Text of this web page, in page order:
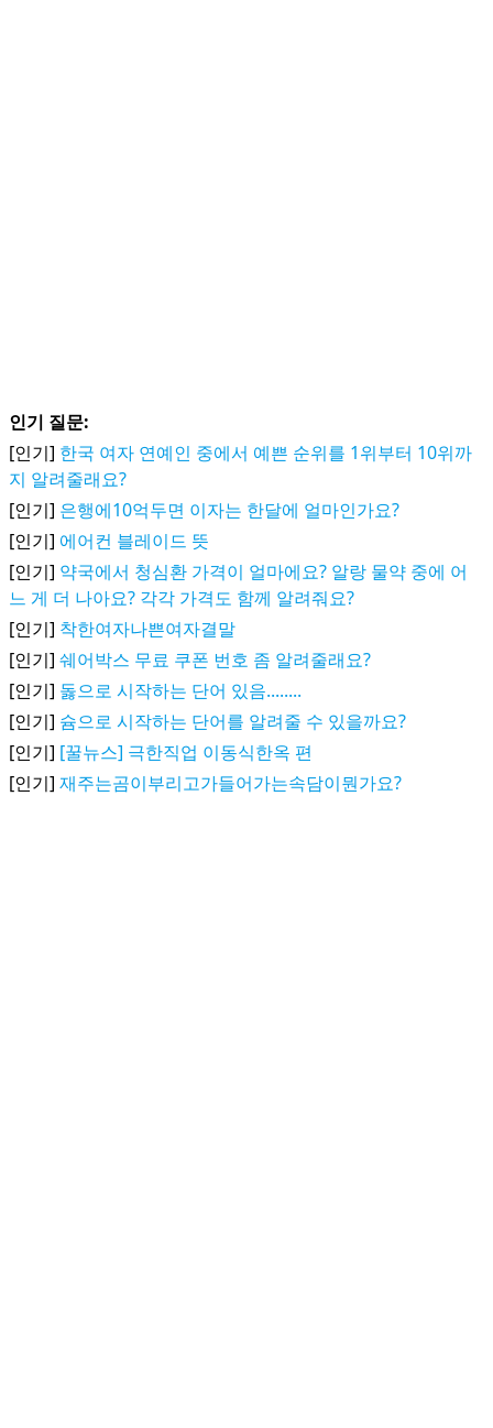
인기 질문:
[인기] 한국 여자 연예인 중에서 예쁜 순위를 1위부터 10위까
지 알려줄래요?
[인기] 은행에10억두면 이자는 한달에 얼마인가요?
[인기] 에어컨 블레이드 뜻
[인기] 약국에서 청심환 가격이 얼마에요? 알랑 물약 중에 어
느 게 더 나아요? 각각 가격도 함께 알려줘요?
[인기] 착한여자나쁜여자결말
[인기] 쉐어박스 무료 쿠폰 번호 좀 알려줄래요?
[인기] 돓으로 시작하는 단어 있음........
[인기] 슘으로 시작하는 단어를 알려줄 수 있을까요?
[인기] [꿀뉴스] 극한직업 이동식한옥 편
[인기] 재주는곰이부리고가들어가는속담이뭔가요?